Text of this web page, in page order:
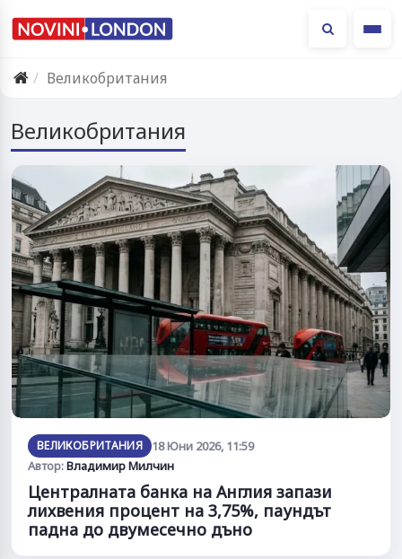
Великобритания
Великобритания
ВЕЛИКОБРИТАНИЯ
18 Юни 2026, 11:59
Автор:Владимир Милчин
Централната банка на Англия запази
лихвения процент на 3,75%, паундът
падна до двумесечно дъно